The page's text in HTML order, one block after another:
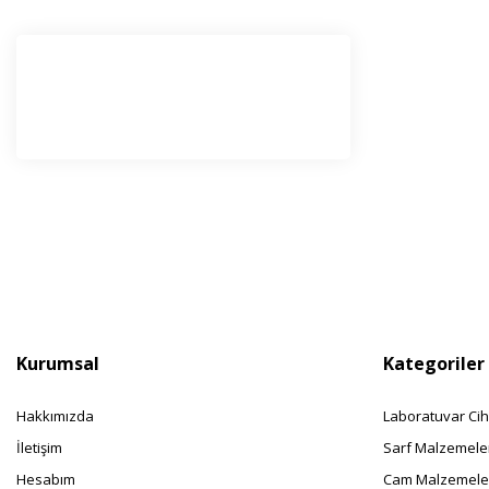
Kurumsal
Hakkımızda
İletişim
Hesabım
Kategoriler
Laboratuvar
Sarf
Cam